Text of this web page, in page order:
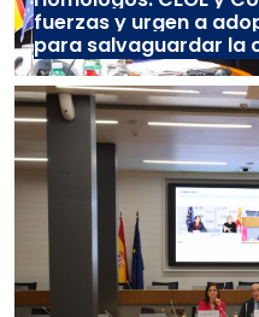
fuerzas y urgen a
para salvaguardar la